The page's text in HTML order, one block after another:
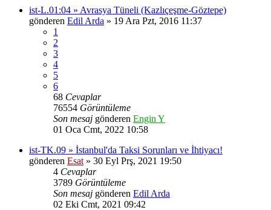
ist-L.01:04 » Avrasya Tüneli (Kazlıçeşme-Göztepe)
gönderen Edil Arda » 19 Ara Pzt, 2016 11:37
1
2
3
4
5
6
68 Cevaplar
76554 Görüntüleme
Son mesaj gönderen Engin Y
01 Oca Cmt, 2022 10:58
ist-TK.09 » İstanbul'da Taksi Sorunları ve İhtiyacı!
gönderen Esat » 30 Eyl Prş, 2021 19:50
4 Cevaplar
3789 Görüntüleme
Son mesaj gönderen Edil Arda
02 Eki Cmt, 2021 09:42